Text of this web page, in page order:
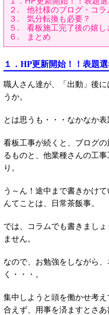
２. 他社様のブログ・コラ
３. 気分転換も必要？
５. 看板施工完了後の嬉し
６. まとめ
１．HP更新開始！！表題
職人さん達が、「出動」後
うか。
とは思うも・・・なかなか表
看板工事が続くと、ブログ
るものと、他業種さんの工
り。
う～ん！途中まで書きかけ
んてことは、日常茶飯事。
では、コラムでも書きまし
ません。
なので、お勉強をしながら
く・・・。
集中しようと頭を働かせ考
合えず、用事を済ますとさあ